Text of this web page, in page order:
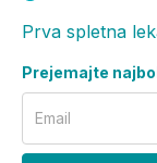
Prva spletna
Prejemajte
Email